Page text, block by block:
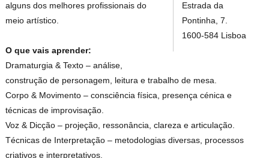
Estrada da
Pontinha, 7.
1600-584 Lisboa
alguns dos melhores profissionais do
meio artístico.
O que vais aprender:
Dramaturgia & Texto – análise,
construção de personagem, leitura e trabalho de mesa.
Corpo & Movimento – consciência física, presença cénica e
técnicas de improvisação.
Voz & Dicção – projeção, ressonância, clareza e articulação.
Técnicas de Interpretação – metodologias diversas, processos
criativos e interpretativos.